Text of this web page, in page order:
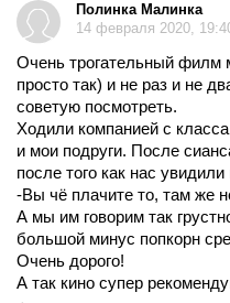
Полинка Малинка
14 февраля 2020,
Очень трогательный филм
просто так) и не раз и не
советую посмотреть.
Ходили компанией с
и мои подруги. После
после того как нас увидили
-Вы чё плачите то, там же
А мы им говорим так
большой минус попкорн
Очень дорого!
А так кино супер